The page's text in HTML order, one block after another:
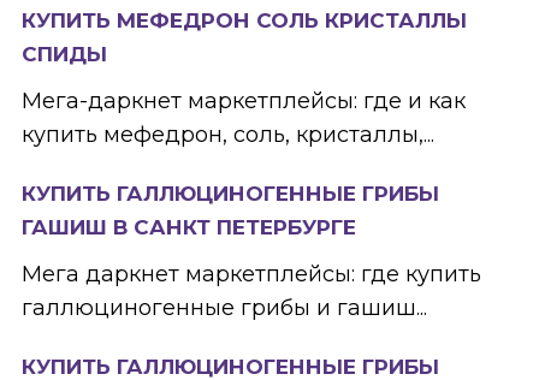
КУПИТЬ МЕФЕДРОН СОЛЬ КРИСТАЛЛЫ
СПИДЫ
Мега-даркнет маркетплейсы: где и как
купить мефедрон, соль, кристаллы,...
КУПИТЬ ГАЛЛЮЦИНОГЕННЫЕ ГРИБЫ
ГАШИШ В САНКТ ПЕТЕРБУРГЕ
Мега даркнет маркетплейсы: где купить
галлюциногенные грибы и гашиш...
КУПИТЬ ГАЛЛЮЦИНОГЕННЫЕ ГРИБЫ